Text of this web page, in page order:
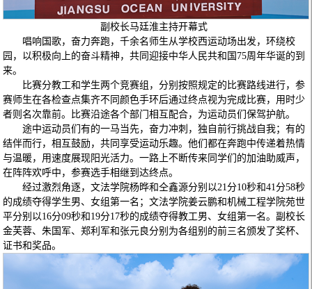
副校长马廷淮主持开幕式
唱响国歌，奋力奔跑，千余名师生从学校西运动场出发，环绕校
园，以积极向上的奋斗精神，共同迎接中华人民共和国75周年华诞的到
来。
比赛分教工和学生两个竞赛组，分别按照规定的比赛路线进行，参
赛师生在各检查点集齐不同颜色手环后通过终点视为完成比赛，用时少
者则名次靠前。比赛沿途各个部门相互配合，为运动员们保驾护航。
途中运动员们有的一马当先，奋力冲刺，独自前行挑战自我；有的
结伴而行，相互鼓励，共同享受运动乐趣。他们都在奔跑中传递着热情
与温暖，用速度展现阳光活力。一路上不断传来同学们的加油助威声，
在阵阵欢呼中，参赛选手相继到达终点。
经过激烈角逐，文法学院杨晔和仝鑫源分别以21分10秒和41分58秒
的成绩夺得学生男、女组第一名；文法学院姜云鹏和机械工程学院苑世
平分别以16分09秒和19分17秒的成绩夺得教工男、女组第一名。副校长
金芙蓉、朱国军、郑利军和张元良分别为各组别的前三名颁发了奖杯、
证书和奖品。